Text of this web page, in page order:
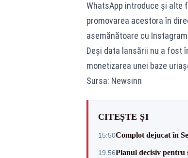
WhatsApp introduce și alte
promovarea acestora în
asemănătoare cu
Deși data lansării nu a fost
monetizarea unei baze
Sursa: Newsinn
CITEȘTE ȘI
15:50Complot dejucat în
19:56Planul decisiv pentru